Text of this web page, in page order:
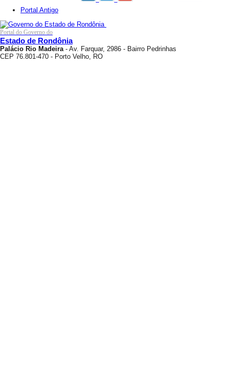
Portal Antigo
Portal do Governo do
Estado de Rondônia
Palácio Rio Madeira- Av. Farquar, 2986 - Bairro Pedrinhas
CEP 76.801-470 - Porto Velho, RO